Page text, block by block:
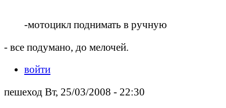
-мотоцикл поднимать в ручную
- все подумано, до мелочей.
войти
пешеход Вт, 25/03/2008 - 22:30